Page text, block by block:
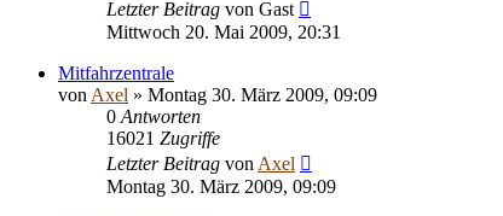
Letzter Beitrag von Gast
Mittwoch 20. Mai 2009, 20:31
Mitfahrzentrale
von Axel » Montag 30. März 2009, 09:09
0 Antworten
16021 Zugriffe
Letzter Beitrag von Axel
Montag 30. März 2009, 09:09